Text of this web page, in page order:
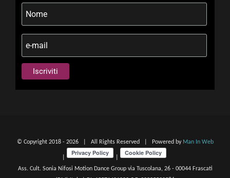
© Copyright 2018 - 2026 | All Rights Reserved | Powered by Man In Web
Ass. Cult. Sonia Nifosi Motion Dance Group via Tuscolana, 26 - 00044 Frascati